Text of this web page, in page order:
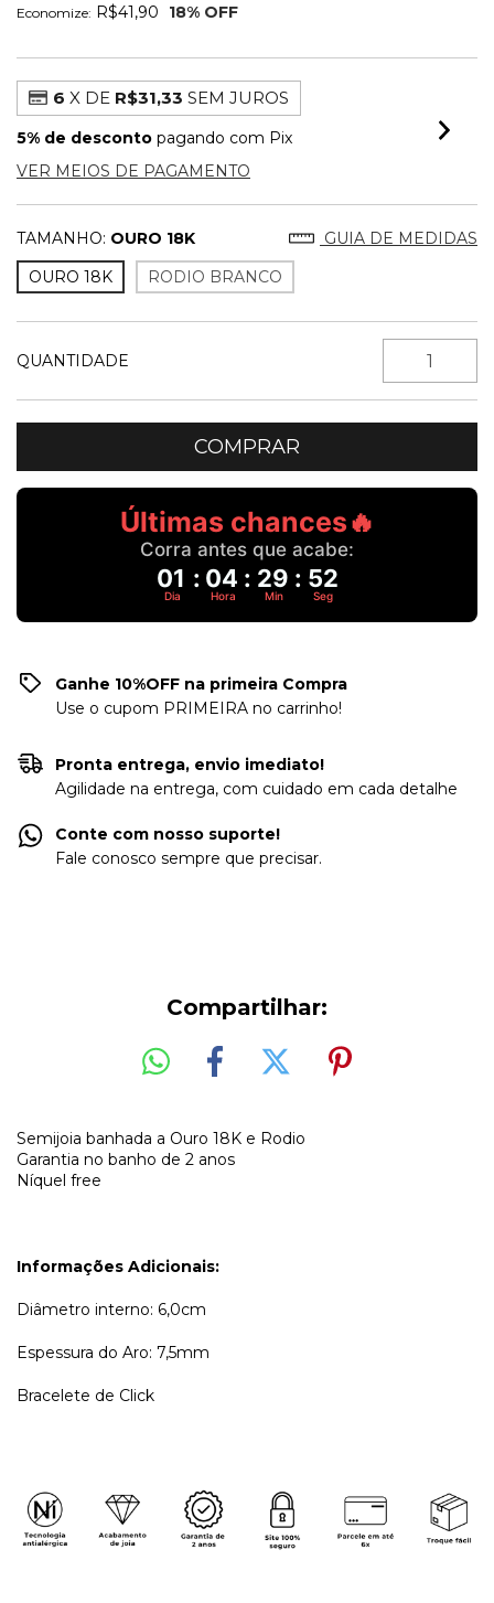
Economize: R$41,90 18% OFF
6 X DE R$31,33 SEM JUROS
5% de desconto pagando com Pix
VER MEIOS DE PAGAMENTO
TAMANHO: OURO 18K
GUIA DE MEDIDAS
OURO 18K
RODIO BRANCO
QUANTIDADE
Últimas chances🔥
Corra antes que acabe:
01 : 04 : 29 : 52
Dia Hora Min Seg
Ganhe 10%OFF na primeira Compra
Use o cupom PRIMEIRA no carrinho!
Pronta entrega, envio imediato!
Agilidade na entrega, com cuidado em cada detalhe
Conte com nosso suporte!
Fale conosco sempre que precisar.
Compartilhar:
Semijoia banhada a Ouro 18K e Rodio
Garantia no banho de 2 anos
Níquel free
Informações Adicionais:
Diâmetro interno: 6,0cm
Espessura do Aro: 7,5mm
Bracelete de Click